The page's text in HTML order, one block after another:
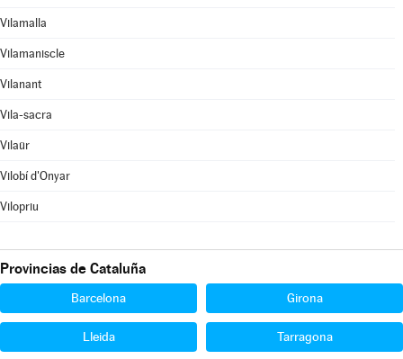
Vilamalla
Vilamaniscle
Vilanant
Vila-sacra
Vilaür
Vilobí d'Onyar
Vilopriu
Provincias de Cataluña
Barcelona Girona
Lleida Tarragona